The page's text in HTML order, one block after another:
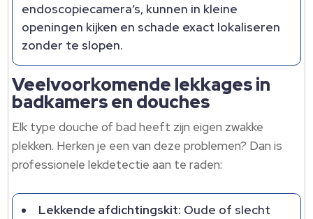
endoscopiecamera’s, kunnen in kleine
openingen kijken en schade exact lokaliseren
zonder te slopen.
Veelvoorkomende lekkages in
badkamers en douches
Elk type douche of bad heeft zijn eigen zwakke
plekken. Herken je een van deze problemen? Dan is
professionele lekdetectie aan te raden:
Lekkende afdichtingskit: Oude of slecht